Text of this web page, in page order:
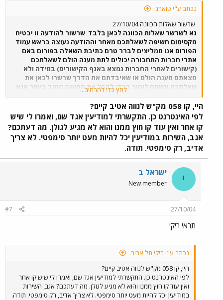
נכתב ע"י טוארג:
שרשור שאלות הכוונה 27/10/04
נא לשרשר שאלות הכוונה לכאן בלבד שרשור להודעה זו יבטיח
מקסימום חשיפה לשאלתכם מאחר וההודעה נעוצה בראש עמוד
הפורום אנו ממליצים לברר טרם כתיבת השאלה בפורום באם
אתרי חברות התחבורה יכולים לתת מענה הולם לשאלתכם
(קישורים לאתרי החברות נמצא באגף הקישורים) במידה ולא
מצאתם מענה הולם או שאיבדתם את הדרך שרשרו לכאן את
שאלתכם ונשמח לעזור בכדי לקבל את המענה הטוב ביותר אנא
ציינו את נקודת המוצא ונקודת היעד ואת שעת הנסיעה המשוערת
בכדי שנוכל לתת לכם את התשובה הטובה ביותר*
מתבססת על ידע אישי ומידע הנשלף מאתרי חברות התחבורה, הנהלת
הפורום וחבריו מסירים מעצמם את האחריות על כל נזק שעלול להגרם
במישירן או בעקיפין כתוצאה מההכוונה. נסיעה טובה מצורףהשרשור
של אתמול...
לחץ כדי להרחיב...
היי, קו 058 מק"ש לנווה אטיב קיים?
לפי האינטרנט כן. התקשרתי למודיעין אגד שם, ואמרו לי שיש
קו אחר ואין עוד קו חוץ ממנו והוא לא מגיע לגולן. מה דעתכם?
אגב, השירות במודיעין יכל להיות מעט יותר סימפטי. לא צריך
אדיב, רק סימפטי. תודה.
י ישראל ב
New member
27/10/04
#7
תראי ריקי
נכתב ע"י ריקי תל אביב:
היי, קו 058 מק"ש לנווה אטיב קיים?
לפי האינטרנט כן. התקשרתי למודיעין אגד שם, ואמרו לי שיש קו אחר
ואין עוד קו חוץ ממנו והוא לא מגיע לגולן. מה דעתכם? אגב, השירות
במודיעין יכל להיות מעט יותר סימפטי. לא צריך אדיב, רק סימפטי. תודה.